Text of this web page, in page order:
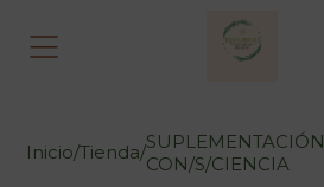
Inicio/Tienda/SUPLEMENTACIÓN
CON/S/CIENCIA